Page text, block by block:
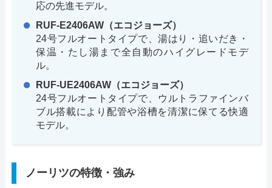
応の先進モデル。
RUF-E2406AW（エコジョーズ）
24号フルオートタイプで、湯はり・追いだき・
保温・たし湯まで全自動のハイグレードモデ
ル。
RUF-UE2406AW（エコジョーズ）
24号フルオートタイプで、ウルトラファインバ
ブル搭載により配管や浴槽を清潔に保てる快適
モデル。
ノーリツの特徴・強み